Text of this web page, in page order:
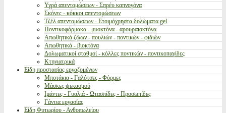
Υγρά απεντομώσεων - Σπρέυ καπνογόνα
Σκόνες - κόκκοι απεντομώσεων
Τζέλ απεντομώσεων - Ετοιμόχρηστα δολώματα gel
Ποντικοφάρμακα - μυοκτόνα - αρουραιοκτόνα
Απωθητικά ζώων - πουλιών - ποντικών - φιδιών
Απωθητικά - βιοκτόνα
Δολωματικοί σταθμοί - κόλλες ποντικών - ποντικοπαγίδες
Κτηνιατρικά
Είδη προστασίας εργαζομένων
Μποτάκια - Γαλότσες - Φόρμες
Μάσκες ψεκασμού
Ιμάντες - Γυαλιά - Ωτασπίδες - Προσωπίδες
Γάντια εργασίας
Είδη Φυτωρίου - Ανθοπωλείου